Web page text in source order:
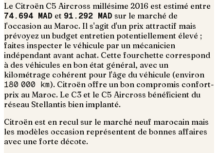
Le Citroën C5 Aircross millésime 2016 est estimé entre
74.694 MAD et 91.292 MAD sur le marché de
l'occasion au Maroc. Il s'agit d'un prix attractif mais
prévoyez un budget entretien potentiellement élevé ;
faites inspecter le véhicule par un mécanicien
indépendant avant achat. Cette fourchette correspond
à des véhicules en bon état général, avec un
kilométrage cohérent pour l'âge du véhicule (environ
180 000 km). Citroën offre un bon compromis confort-
prix au Maroc. Le C3 et le C5 Aircross bénéficient du
réseau Stellantis bien implanté.
Citroën est en recul sur le marché neuf marocain mais
les modèles occasion représentent de bonnes affaires
avec une forte décote.